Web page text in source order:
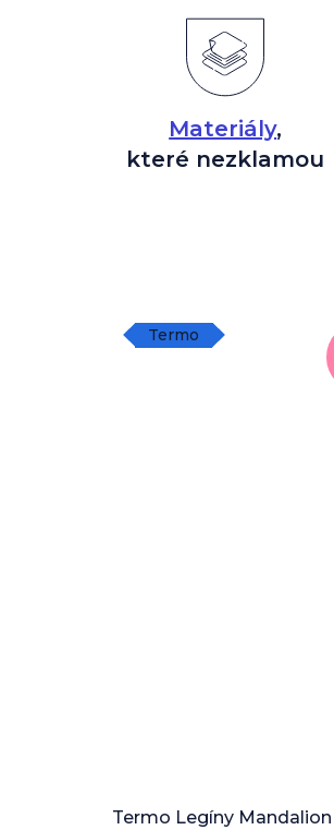
Materiály,
které nezklamou
Termo
Termo Legíny Mandalion